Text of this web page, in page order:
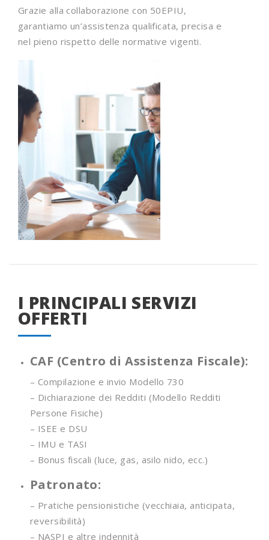
Grazie alla collaborazione con 50EPIU,
garantiamo un’assistenza qualificata, precisa e
nel pieno rispetto delle normative vigenti.
I PRINCIPALI SERVIZI
OFFERTI
CAF (Centro di Assistenza Fiscale):
– Compilazione e invio Modello 730
– Dichiarazione dei Redditi (Modello Redditi
Persone Fisiche)
– ISEE e DSU
– IMU e TASI
– Bonus fiscali (luce, gas, asilo nido, ecc.)
Patronato:
– Pratiche pensionistiche (vecchiaia, anticipata,
reversibilità)
– NASPI e altre indennità